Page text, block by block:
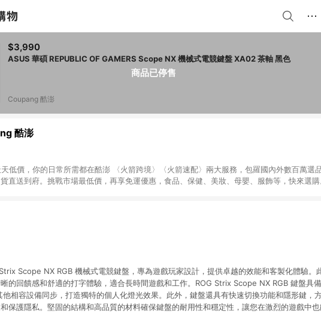
商品已停售
$3,990
ASUS 華碩 REPUBLIC OF GAMERS Scope NX 機械式電競鍵盤 XA02 茶軸 黑色
Coupang 酷澎
酷澎
低價，你的日常所需都在酷澎 〈火箭跨境〉〈火箭速配〉兩大服務，包羅國內外數百萬選
直送到府。挑戰市場最低價，再享免運優惠，食品、保健、美妝、母嬰、服飾等，快來選購
Scope NX RGB 機械式電競鍵盤，專為遊戲玩家設計，提供卓越的效能和客製化體驗。
的回饋感和舒適的打字體驗，適合長時間遊戲和工作。ROG Strix Scope NX RGB 鍵盤具
他相容設備同步，打造獨特的個人化燈光效果。此外，鍵盤還具有快速切換功能和隱形鍵，
保護隱私。堅固的結構和高品質的材料確保鍵盤的耐用性和穩定性，讓您在激烈的遊戲中